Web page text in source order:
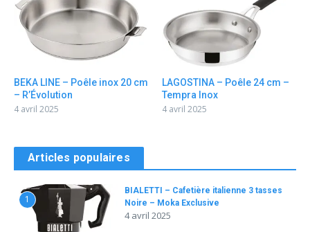
BEKA LINE – Poêle inox 20 cm
– R’Évolution
4 avril 2025
LAGOSTINA – Poêle 24 cm –
Tempra Inox
4 avril 2025
Articles populaires
1
BIALETTI – Cafetière italienne 3 tasses
Noire – Moka Exclusive
4 avril 2025